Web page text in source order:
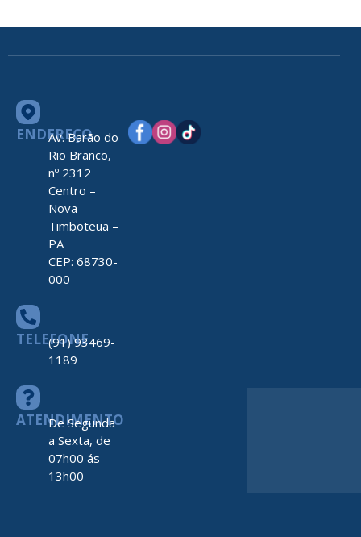
ENDEREÇO
Av. Barão do
Rio Branco,
nº 2312
Centro –
Nova
Timboteua –
PA
CEP: 68730-
000
TELEFONE
(91) 93469-
1189
ATENDIMENTO
De Segunda
a Sexta, de
07h00 ás
13h00